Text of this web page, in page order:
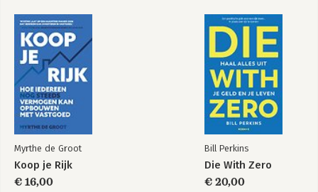
Myrthe de Groot
Koop je Rijk
€ 16,00
Bill Perkins
Die With Zero
€ 20,00